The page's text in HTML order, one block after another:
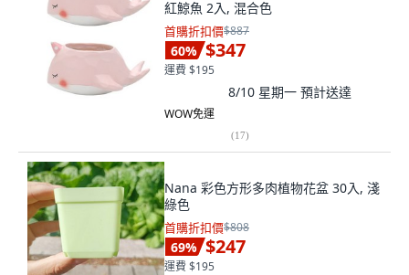
紅鯨魚 2入, 混合色
首購折扣價$887
60% $347
運費 $195
8/10 星期一 預計送達
WOW免運
(17)
Nana 彩色方形多肉植物花盆 30入, 淺
綠色
首購折扣價$808
69% $247
運費 $195